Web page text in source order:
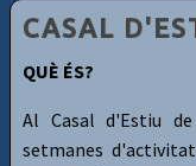
CASAL
QUÈ ÉS?
Al Casal d'Estiu
setmanes